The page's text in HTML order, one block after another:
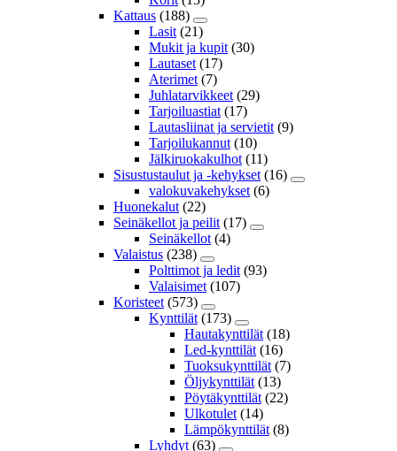
Kattaus (188)
Lasit (21)
Mukit ja kupit (30)
Lautaset (17)
Aterimet (7)
Juhlatarvikkeet (29)
Tarjoiluastiat (17)
Lautasliinat ja servietit (9)
Tarjoilukannut (10)
Jälkiruokakulhot (11)
Sisustustaulut ja -kehykset (16)
valokuvakehykset (6)
Huonekalut (22)
Seinäkellot ja peilit (17)
Seinäkellot (4)
Valaistus (238)
Polttimot ja ledit (93)
Valaisimet (107)
Koristeet (573)
Kynttilät (173)
Hautakynttilät (18)
Led-kynttilät (16)
Tuoksukynttilät (7)
Öljykynttilät (13)
Pöytäkynttilät (22)
Ulkotulet (14)
Lämpökynttilät (8)
Lyhdyt (63)